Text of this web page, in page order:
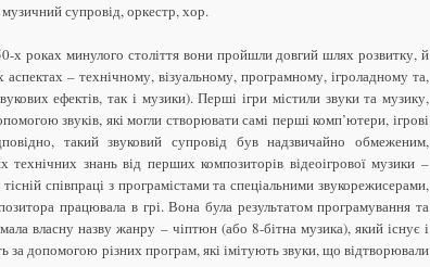
супровід, оркестр, хор.
х роках минулого століття вони пройшли довгий шлях розвитку, й
– технічному, візуальному, програмному, ігроладному та,
ефектів, так і музики). Перші ігри містили звуки та музику,
звуків, які могли створювати самі перші комп’ютери, ігрові
такий звуковий супровід був надзвичайно обмеженим,
знань від перших композиторів відеоігрової музики –
співпраці з програмістами та спеціальними звукорежисерами,
працювала в грі. Вона була результатом програмування та
власну назву жанру – чіптюн (або 8-бітна музика), який існує і
за допомогою різних програм, які імітують звуки, що відтворювали